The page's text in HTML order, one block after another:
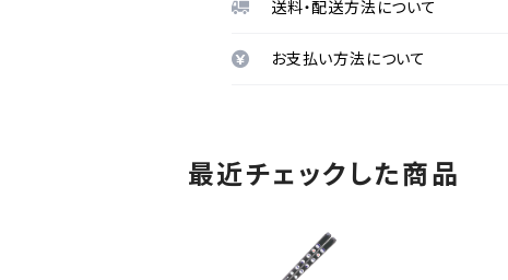
送料・配送方法について
お支払い方法について
最近チェックした商品